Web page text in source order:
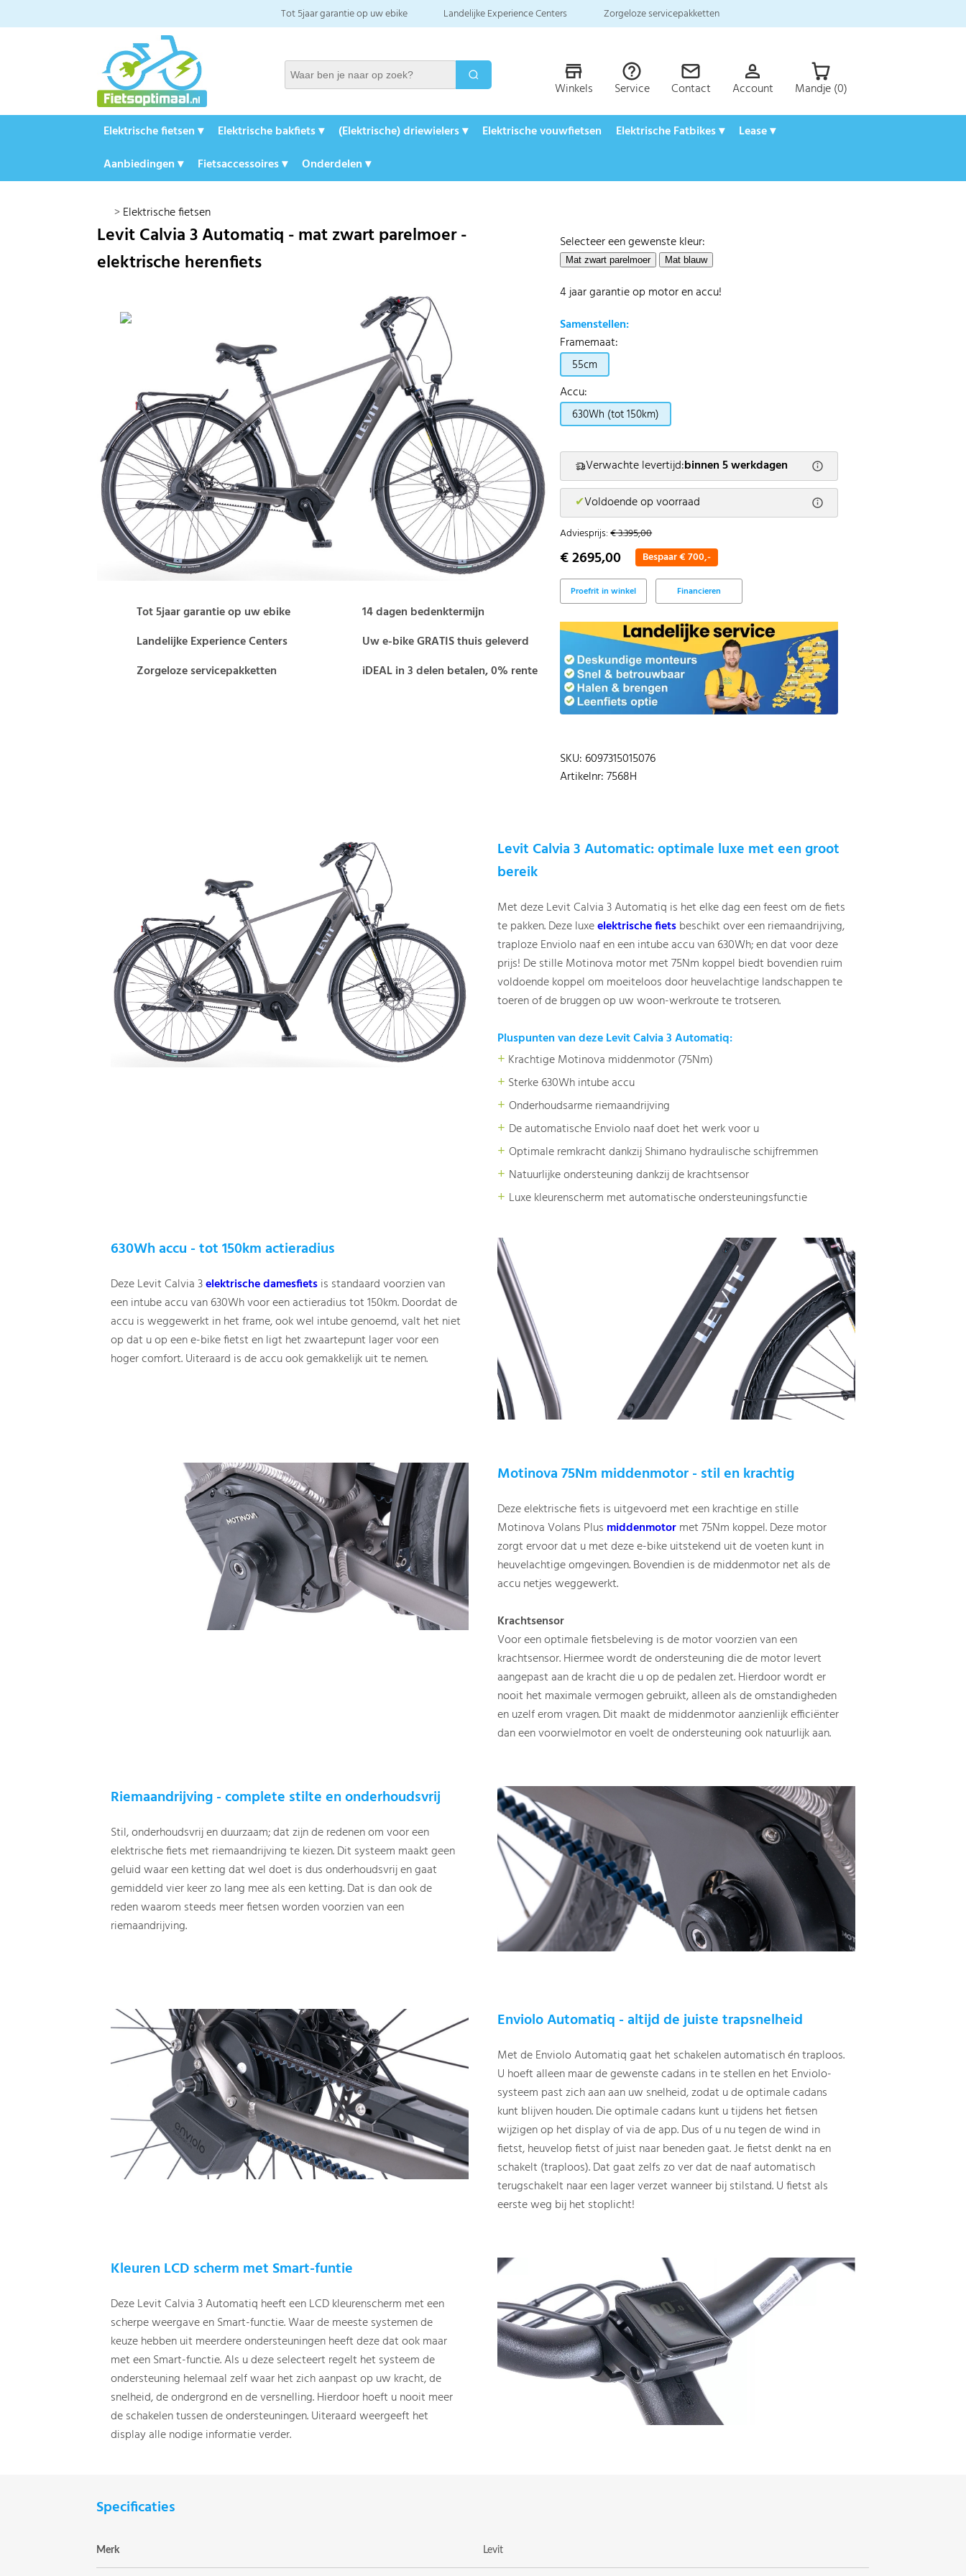
Tot 5jaar garantie op uw ebike Landelijke Experience Centers Zorgeloze servicepakketten
Winkels Service Contact Account Mandje (0)
Elektrische fietsen ▾ Elektrische bakfiets ▾ (Elektrische) driewielers ▾ Elektrische vouwfietsen Elektrische Fatbikes ▾
Lease ▾
Aanbiedingen ▾
Fietsaccessoires ▾ Onderdelen ▾
>Elektrische fietsen
Levit Calvia 3 Automatiq - mat zwart parelmoer -
elektrische herenfiets
Tot 5jaar garantie op uw ebike
Landelijke Experience Centers
Zorgeloze servicepakketten
14 dagen bedenktermijn
Uw e-bike GRATIS thuis geleverd
iDEAL in 3 delen betalen, 0% rente
Selecteer een gewenste kleur:
4 jaar garantie op motor en accu!
Samenstellen:
Framemaat:
55cm
Accu:
630Wh (tot 150km)
Verwachte levertijd:binnen 5 werkdagen
✔Voldoende op voorraad
Adviesprijs:€ 3.395,00
€ 2695,00 Bespaar € 700,-
Proefrit in winkel Financieren
SKU: 6097315015076
Artikelnr: 7568H
Levit Calvia 3 Automatic: optimale luxe met een groot
bereik
Met deze Levit Calvia 3 Automatiq is het elke dag een feest om de fiets
te pakken. Deze luxeelektrische fietsbeschikt over een riemaandrijving,
traploze Enviolo naaf en een intube accu van 630Wh; en dat voor deze
prijs! De stille Motinova motor met 75Nm koppel biedt bovendien ruim
voldoende koppel om moeiteloos door heuvelachtige landschappen te
toeren of de bruggen op uw woon-werkroute te trotseren.
Pluspunten van deze Levit Calvia 3 Automatiq:
+ Krachtige Motinova middenmotor (75Nm)
+ Sterke 630Wh intube accu
+ Onderhoudsarme riemaandrijving
+ De automatische Enviolo naaf doet het werk voor u
+ Optimale remkracht dankzij Shimano hydraulische schijfremmen
+ Natuurlijke ondersteuning dankzij de krachtsensor
+ Luxe kleurenscherm met automatische ondersteuningsfunctie
630Wh accu - tot 150km actieradius
Deze Levit Calvia 3elektrische damesfietsis standaard voorzien van
een intube accu van 630Wh voor een actieradius tot 150km. Doordat de
accu is weggewerkt in het frame, ook wel intube genoemd, valt het niet
op dat u op een e-bike fietst en ligt het zwaartepunt lager voor een
hoger comfort. Uiteraard is de accu ook gemakkelijk uit te nemen.
Motinova 75Nm middenmotor - stil en krachtig
Deze elektrische fiets is uitgevoerd met een krachtige en stille
Motinova Volans Plus middenmotormet 75Nm koppel. Deze motor
zorgt ervoor dat u met deze e-bike uitstekend uit de voeten kunt in
heuvelachtige omgevingen. Bovendien is de middenmotor net als de
accu netjes weggewerkt.
Krachtsensor
Voor een optimale fietsbeleving is de motor voorzien van een
krachtsensor. Hiermee wordt de ondersteuning die de motor levert
aangepast aan de kracht die u op de pedalen zet. Hierdoor wordt er
nooit het maximale vermogen gebruikt, alleen als de omstandigheden
en uzelf erom vragen. Dit maakt de middenmotor aanzienlijk efficiënter
dan een voorwielmotor en voelt de ondersteuning ook natuurlijk aan.
Riemaandrijving - complete stilte en onderhoudsvrij
Stil, onderhoudsvrij en duurzaam; dat zijn de redenen om voor een
elektrische fiets met riemaandrijving te kiezen. Dit systeem maakt geen
geluid waar een ketting dat wel doet is dus onderhoudsvrij en gaat
gemiddeld vier keer zo lang mee als een ketting. Dat is dan ook de
reden waarom steeds meer fietsen worden voorzien van een
riemaandrijving.
Enviolo Automatiq - altijd de juiste trapsnelheid
Met de Enviolo Automatiq gaat het schakelen automatisch én traploos.
U hoeft alleen maar de gewenste cadans in te stellen en het Enviolo-
systeem past zich aan aan uw snelheid, zodat u de optimale cadans
kunt blijven houden. Die optimale cadans kunt u tijdens het fietsen
wijzigen op het display of via de app. Dus of u nu tegen de wind in
fietst, heuvelop fietst of juist naar beneden gaat. Je fietst denkt na en
schakelt (traploos). Dat gaat zelfs zo ver dat de naaf automatisch
terugschakelt naar een lager verzet wanneer bij stilstand. U fietst als
eerste weg bij het stoplicht!
Kleuren LCD scherm met Smart-funtie
Deze Levit Calvia 3 Automatiq heeft een LCD kleurenscherm met een
scherpe weergave en Smart-functie. Waar de meeste systemen de
keuze hebben uit meerdere ondersteuningen heeft deze dat ook maar
met een Smart-functie. Als u deze selecteert regelt het systeem de
ondersteuning helemaal zelf waar het zich aanpast op uw kracht, de
snelheid, de ondergrond en de versnelling. Hierdoor hoeft u nooit meer
de schakelen tussen de ondersteuningen. Uiteraard weergeeft het
display alle nodige informatie verder.
Specificaties
Merk Levit